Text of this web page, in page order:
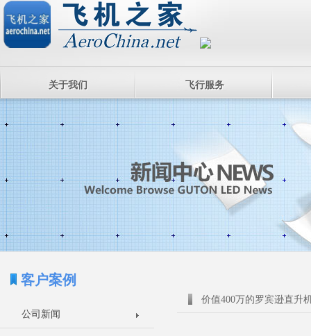
关于我们 飞行服务
客户案例
公司新闻
价值400万的罗宾逊直升